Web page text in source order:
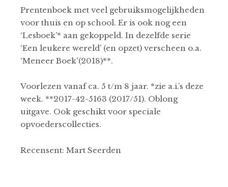
Prentenboek met veel gebruiksmogelijkheden
voor thuis en op school. Er is ook nog een
‘Lesboek’* aan gekoppeld. In dezelfde serie
‘Een leukere wereld’ (en opzet) verscheen o.a.
‘Meneer Boek'(2018)**.
Voorlezen vanaf ca. 5 t/m 8 jaar. *zie a.i.’s deze
week. **2017-42-5163 (2017/51). Oblong
uitgave. Ook geschikt voor speciale
opvoederscollecties.
Recensent: Mart Seerden